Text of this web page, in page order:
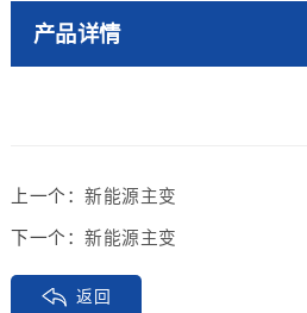
产品详情
上一个：新能源主变
下一个：新能源主变
返回